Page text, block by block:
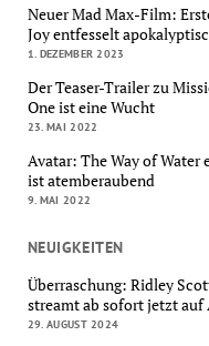
Neuer Mad Max-Film:
Joy entfesselt
1. DEZEMBER 2023
Der Teaser-Trailer zu
One ist eine Wucht
23. MAI 2022
Avatar: The Way of
ist atemberaubend
9. MAI 2022
NEUIGKEITEN
Überraschung: Ridley
streamt ab sofort jetzt auf
29. AUGUST 2024